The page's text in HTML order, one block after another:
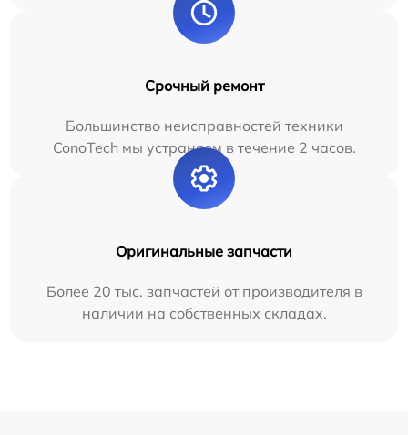
Срочный ремонт
Большинство неисправностей техники
ConoTech мы устраняем в течение 2 часов.
Оригинальные запчасти
Более 20 тыс. запчастей от производителя в
наличии на собственных складах.